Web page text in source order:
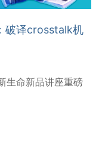
破译crosstalk机
生命新品讲座重磅